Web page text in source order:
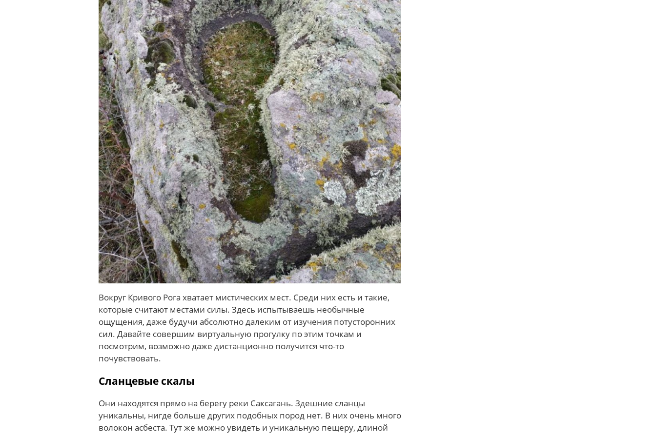
Вокруг Кривого Рога хватает мистических мест. Среди них есть и такие,
которые считают местами силы. Здесь испытываешь необычные
ощущения, даже будучи абсолютно далеким от изучения потусторонних
сил. Давайте совершим виртуальную прогулку по этим точкам и
посмотрим, возможно даже дистанционно получится что-то
почувствовать.
Сланцевые скалы
Они находятся прямо на берегу реки Саксагань. Здешние сланцы
уникальны, нигде больше других подобных пород нет. В них очень много
волокон асбеста. Тут же можно увидеть и уникальную пещеру, длиной